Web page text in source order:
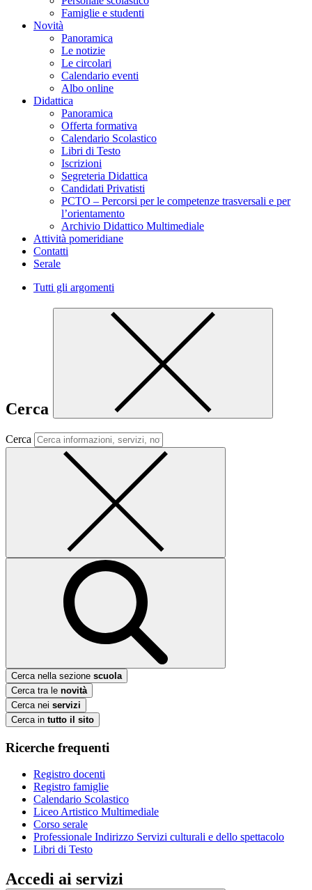
Famiglie e studenti
Novità
Panoramica
Le notizie
Le circolari
Calendario eventi
Albo online
Didattica
Panoramica
Offerta formativa
Calendario Scolastico
Libri di Testo
Iscrizioni
Segreteria Didattica
Candidati Privatisti
PCTO – Percorsi per le competenze trasversali e per
l’orientamento
Archivio Didattico Multimediale
Attività pomeridiane
Contatti
Serale
Tutti gli argomenti
Cerca
Cerca
Cerca nella sezione scuola
Cerca tra le novità
Cerca nei servizi
Cerca in tutto il sito
Ricerche frequenti
Registro docenti
Registro famiglie
Calendario Scolastico
Liceo Artistico Multimediale
Corso serale
Professionale Indirizzo Servizi culturali e dello spettacolo
Libri di Testo
Accedi ai servizi